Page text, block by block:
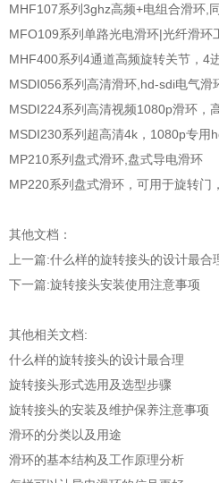
MHF107系列3ghz高频+电组合滑环,
MFO109系列单路光电滑环|光纤滑环
MHF400系列4通道高频旋转关节，4
MSDI056系列高清滑环,hd-sdi电气滑
MSDI224系列高清视频1080p滑环，
MSDI230系列超高清4k，1080p专用
MP210系列盘式滑环,盘式导电滑环
MP220系列盘式滑环，可用于旋转门
其他文档：
上一篇:什么样的旋转接头的设计最合
下一篇:旋转接头安装使用注意事项
其他相关文档:
什么样的旋转接头的设计最合理
旋转接头形式选用及选型步骤
旋转接头的安装及维护保养注意事项
滑环的分类以及用途
滑环的基本结构及工作原理分析